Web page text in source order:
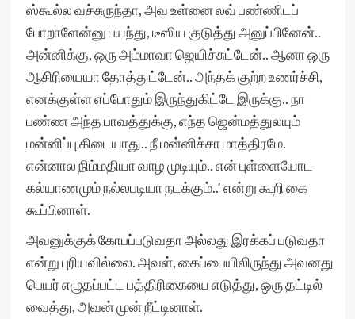
ஸ்கூல்ல வச்சுருந்தா, அவ உள்னை லவ் பண்ணிடப்
போறாளேன்னு பயந்து, டீஸிய குடுத்து அனுப்பினேன்..
அன்னிக்கு, ஒரு அம்மாவா ஜெயிச்சுட்டேன்.. ஆனா ஒரு
ஆசிரியையா தோத்துட்டேன்.. அந்தக் குற்ற உணர்ச்சி,
எனக்குள்ள எப்போதும் இருந்துகிட்டே இருக்கு.. நா
பண்ண அந்த பாவத்துக்கு, எந்த ஜென்மத்துலயும்
மன்னிப்பு கிடையாது.. நீ மன்னிச்சா மாத்திரமே.
என்னால நிம்மதியா வாழ முடியும்.. என் புள்ளையோட
கல்யாணமும் நல்லபடியா நடக்கும்..’ என்று கூறி கை
கூப்பினாள்.
அவனுக்குக் கோபப்படுவதா அல்லது இரக்கப் படுவதா
என்று புரியவில்லை. அவள், கைப்பையிலிருந்து அவனது
பெயர் எழுதப்பட்ட பத்திரிகையை எடுத்து, ஒரு தட்டில்
வைத்து, அவன் முன் நீட்டினாள்.